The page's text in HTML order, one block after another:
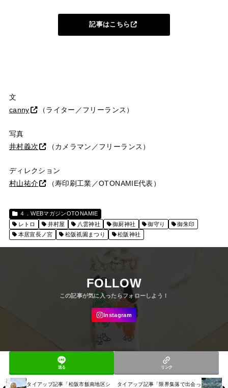
記事はこちら
文
canny
（ライター／フリーランス）
写真
井村義次
（カメラマン／フリーランス）
ディレクション
村山祐介
（寿印刷工業／OTONAMIE代表）
４．WEBマガジンOTONAMIE
レトロ
井村屋 八雲神社 御厨神社 御守り
御朱印
本居宣長ノ宮
松阪祇園まつり 松阪神社
FOLLOW
送る リンク
タイアップ記事「松阪市飯南地区シ
タイアップ記事「限界集落で出会っ